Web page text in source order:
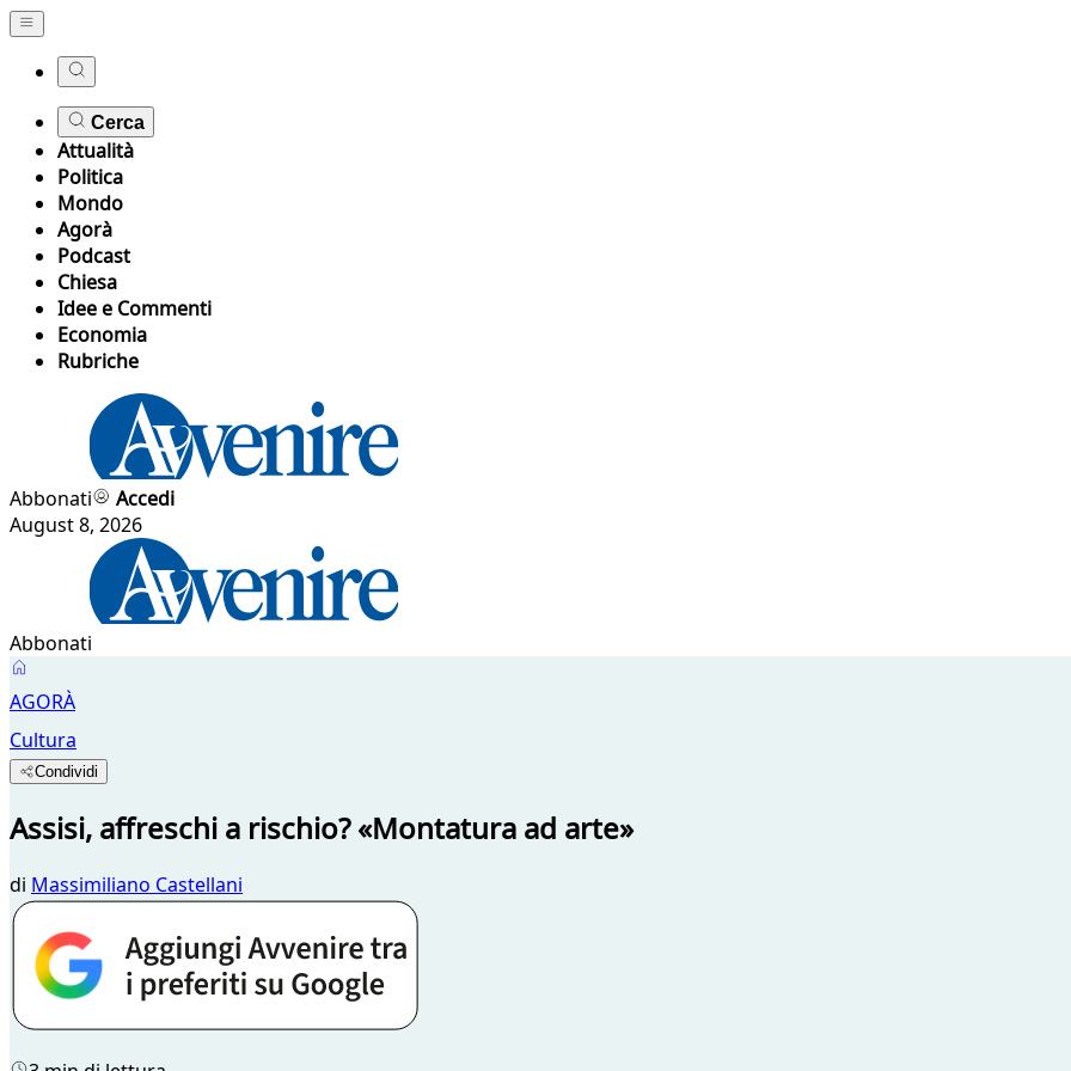
Cerca
Attualità
Politica
Mondo
Agorà
Podcast
Chiesa
Idee e Commenti
Economia
Rubriche
Abbonati
Accedi
August 8, 2026
Abbonati
AGORÀ
Cultura
Condividi
Assisi, affreschi a rischio? «Montatura ad arte»
di Massimiliano Castellani